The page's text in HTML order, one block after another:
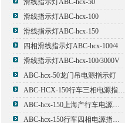
滑线指示灯ABC-hcx-50
滑线指示灯ABC-hcx-100
滑线指示灯ABC-hcx-150
四相滑线指示灯ABC-hcx-100/4
滑线指示灯ABC-hcx-100/3000V
ABC-hcx-50龙门吊电源指示灯
ABC-HCX-150行车三相电源指示灯
ABC-hcx-150上海产行车电源指示灯
ABC-hcx-150行车四相电源指示灯